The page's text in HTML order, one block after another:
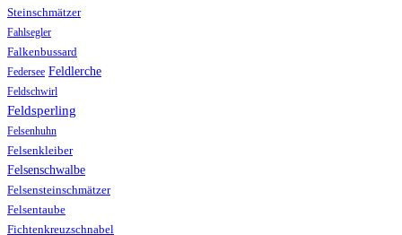
Steinschmätzer
Fahlsegler
Falkenbussard
Federsee Feldlerche
Feldschwirl
Feldsperling
Felsenhuhn
Felsenkleiber
Felsenschwalbe
Felsensteinschmätzer
Felsentaube
Fichtenkreuzschnabel